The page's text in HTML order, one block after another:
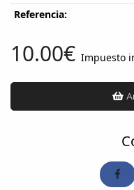
Referencia:
10.00€ Impuesto